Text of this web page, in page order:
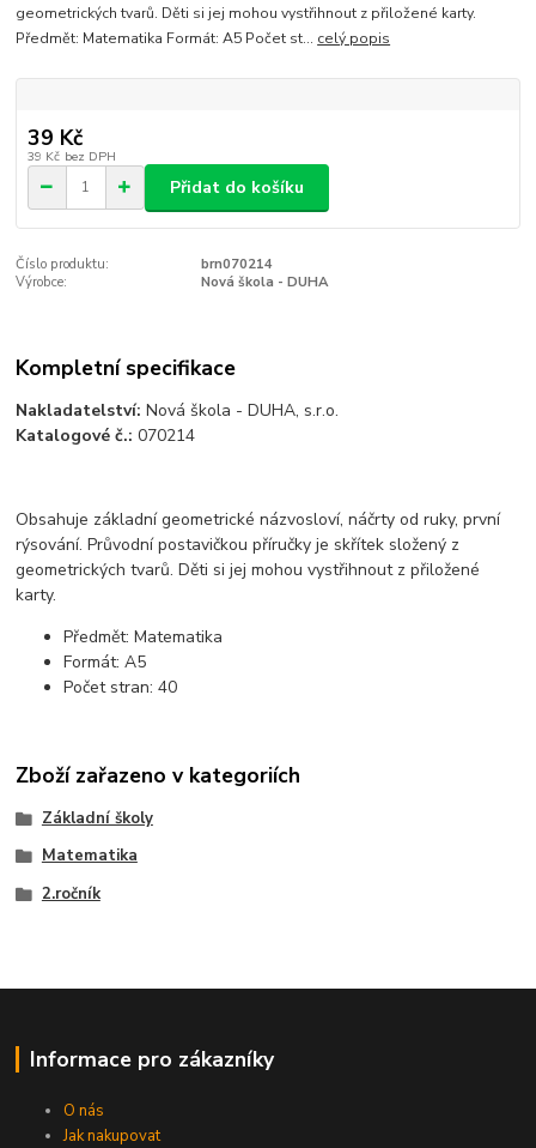
geometrických tvarů. Děti si jej mohou vystřihnout z přiložené karty.
Předmět: Matematika Formát: A5 Počet st... celý popis
39 Kč
39 Kč bez DPH
Přidat do košíku
Číslo produktu:
brn070214
Výrobce:
Nová škola - DUHA
Kompletní specifikace
Nakladatelství:Nová škola - DUHA, s.r.o.
Katalogové č.: 070214
Obsahuje základní geometrické názvosloví, náčrty od ruky, první
rýsování. Průvodní postavičkou příručky je skřítek složený z
geometrických tvarů. Děti si jej mohou vystřihnout z přiložené
karty.
Předmět: Matematika
Formát: A5
Počet stran: 40
Zboží zařazeno v kategoriích
Základní školy
Matematika
2.ročník
Informace pro zákazníky
O nás
Jak nakupovat